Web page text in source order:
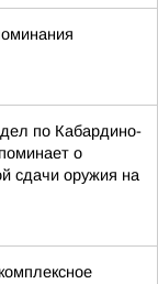
по Кабардино-
о
сдачи оружия на